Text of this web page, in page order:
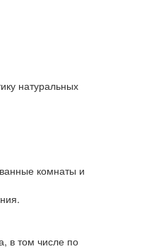
натуральных
комнаты и
в том числе по